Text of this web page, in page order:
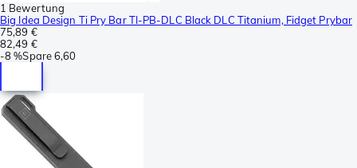
1 Bewertung
Big Idea Design Ti Pry Bar TI-PB-DLC Black DLC Titanium, Fidget Prybar
75,89 €
82,49 €
-8 %Spare6,60